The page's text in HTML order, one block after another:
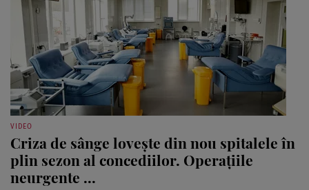
VIDEO
Criza de sânge lovește din nou spitalele în
plin sezon al concediilor. Operațiile
neurgente ...